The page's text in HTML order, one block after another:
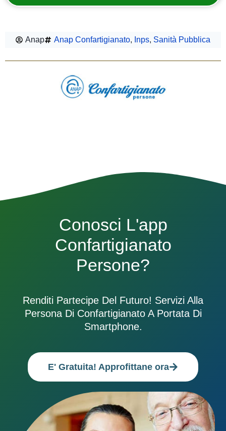
Anap Anap Confartigianato, Inps, Sanità Pubblica
Conosci L'app
Confartigianato
Persone?
Renditi Partecipe Del Futuro! Servizi Alla
Persona Di Confartigianato A Portata Di
Smartphone.
E' Gratuita! Approfittane ora